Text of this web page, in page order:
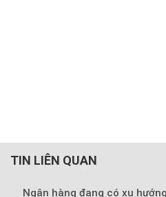
TIN LIÊN QUAN
Ngân hàng đang có xu